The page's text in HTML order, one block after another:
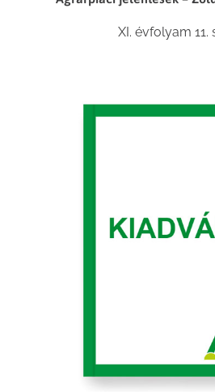
XI. évfolyam 11.